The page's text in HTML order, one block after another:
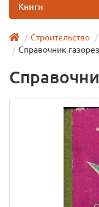
Книги
Строительство
Справочник